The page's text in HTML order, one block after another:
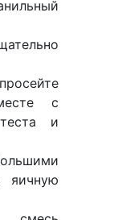
с
и
яичную